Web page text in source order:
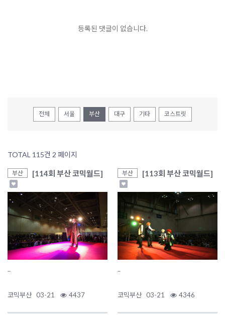
등록된 댓글이 없습니다.
전체 서울 부산 대구 기타 코스트릿
TOTAL 115건 2 페이지
부산 [114회 부산 코믹월드]
..
코믹부산 03-21 4437
부산 [113회 부산 코믹월드]
..
코믹부산 03-21 4346